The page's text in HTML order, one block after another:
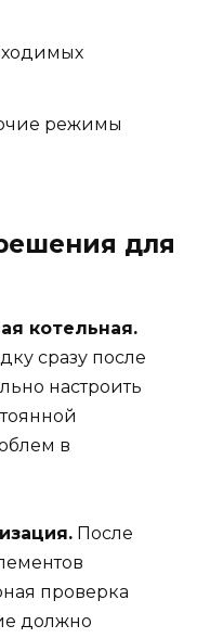
режимы
для
котельная.
сразу после
настроить
в
После
проверка
должно